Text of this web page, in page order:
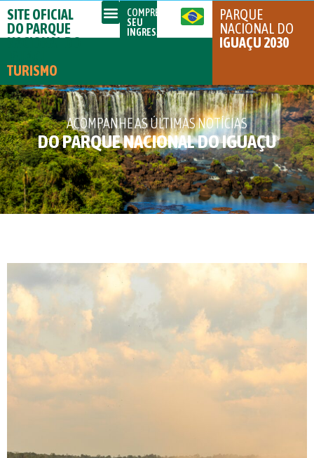
SITE OFICIAL
DO PARQUE
NACIONAL DO
TURISMO
COMPRE
SEU
INGRESSO
PARQUE
NACIONAL DO
IGUAÇU 2030
ACOMPANHE AS ÚLTIMAS NOTÍCIAS
DO PARQUE NACIONAL DO IGUAÇU